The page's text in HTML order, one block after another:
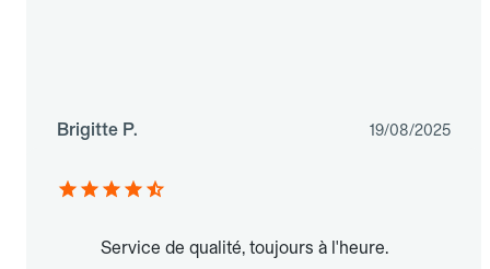
Brigitte P. 19/08/2025
Service de qualité, toujours à l'heure.